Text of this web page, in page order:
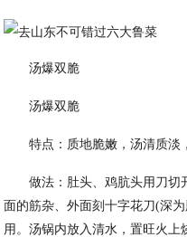
汤爆双脆
汤爆双脆
特点：质地脆嫩，汤清质淡
做法：肚头、鸡肮头用刀切
面的筋杂、外面刻十字花刀(深
用。汤锅内放入清水，置旺火上